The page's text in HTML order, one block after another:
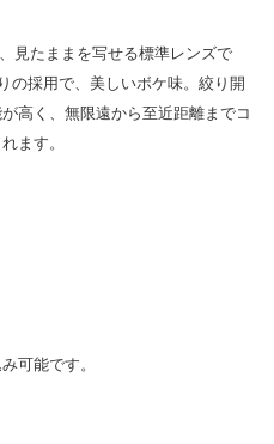
見たままを写せる標準レンズで
の採用で、美しいボケ味。絞り開
高く、無限遠から至近距離までコ
ます。
可能です。